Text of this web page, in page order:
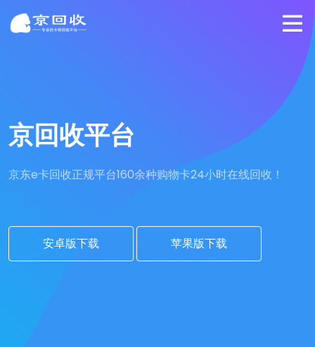
京回收平台
京东e卡回收正规平台160余种购物卡24小时在线回收！
安卓版下载 苹果版下载